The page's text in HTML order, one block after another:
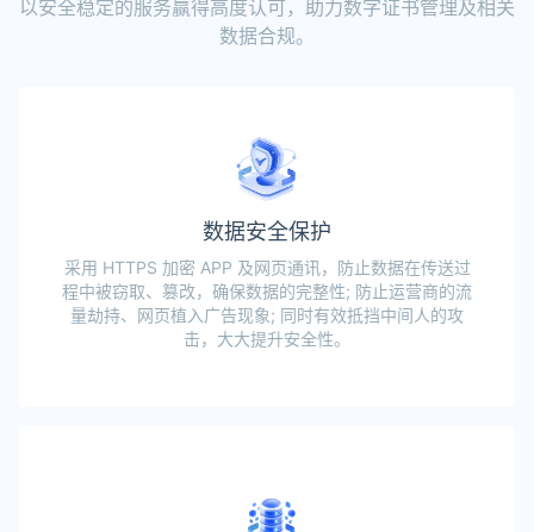
以安全稳定的服务赢得高度认可，助力数字证书管理及相关
数据合规。
数据安全保护
采用 HTTPS 加密 APP 及网页通讯，防止数据在传送过
程中被窃取、篡改，确保数据的完整性; 防止运营商的流
量劫持、网页植入广告现象; 同时有效抵挡中间人的攻
击，大大提升安全性。